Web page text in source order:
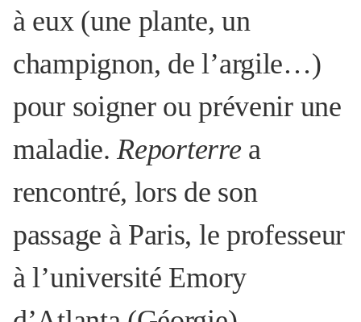
à eux (une plante, un
champignon, de l’argile…)
pour soigner ou prévenir une
maladie. Reporterre a
rencontré, lors de son
passage à Paris, le professeur
à l’université Emory